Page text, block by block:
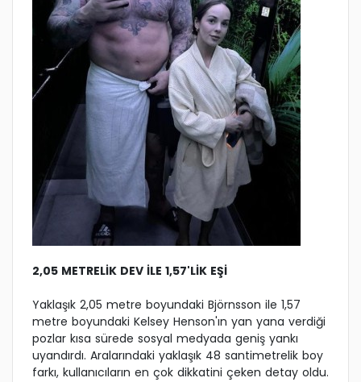
2,05 METRELİK DEV İLE 1,57'LİK EŞİ
Yaklaşık 2,05 metre boyundaki Björnsson ile 1,57
metre boyundaki Kelsey Henson'ın yan yana verdiği
pozlar kısa sürede sosyal medyada geniş yankı
uyandırdı. Aralarındaki yaklaşık 48 santimetrelik boy
farkı, kullanıcıların en çok dikkatini çeken detay oldu.